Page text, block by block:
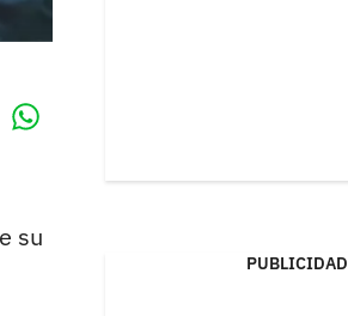
su
PUBLICIDAD